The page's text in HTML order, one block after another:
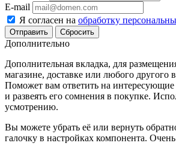
E-mail
Я согласен на обработку
Сбросить
Дополнительно
Дополнительная вкладка, для
магазине, доставке или любого другого
Поможет вам ответить на
и развеять его сомнения в покупке.
усмотрению.
Вы можете убрать её или вернуть
галочку в настройках компонента.